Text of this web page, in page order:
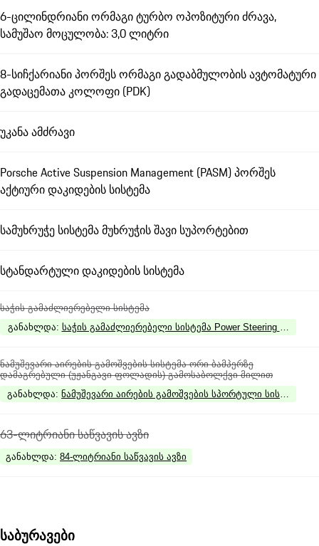
6-ცილინდრიანი ორმაგი ტურბო ოპოზიტური ძრავა,
სამუშაო მოცულობა: 3,0 ლიტრი
8-სიჩქარიანი პორშეს ორმაგი გადაბმულობის ავტომატური
გადაცემათა კოლოფი (PDK)
უკანა ამძრავი
Porsche Active Suspension Management (PASM) პორშეს
აქტიური დაკიდების სისტემა
სამუხრუჭე სისტემა მუხრუჭის შავი სუპორტებით
სტანდარტული დაკიდების სისტემა
საჭის გამაძლიერებელი სისტემა
განახლდა: საჭის გამაძლიერებელი სისტემა Power Steering Plus
ნამუშევარი აირების გამოშვების სისტემა ორი ბამპერზე
დამაგრებული (უჟანგავი ფოლადის) გამოსაბოლქვი მილით
განახლდა: ნამუშევარი აირების გამოშვების სპორტული
63-ლიტრიანი საწვავის ავზი
განახლდა: 84-ლიტრიანი საწვავის ავზი
საბურავები